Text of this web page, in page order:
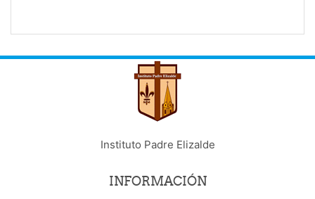
Instituto Padre Elizalde
INFORMACIÓN